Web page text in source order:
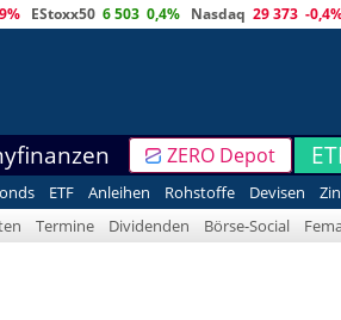
EStoxx50 6 503 0,4% Nasdaq 29 373 -
ZERO Depot
ETF Anleihen Rohstoffe Devisen
Termine Dividenden Börse-Social